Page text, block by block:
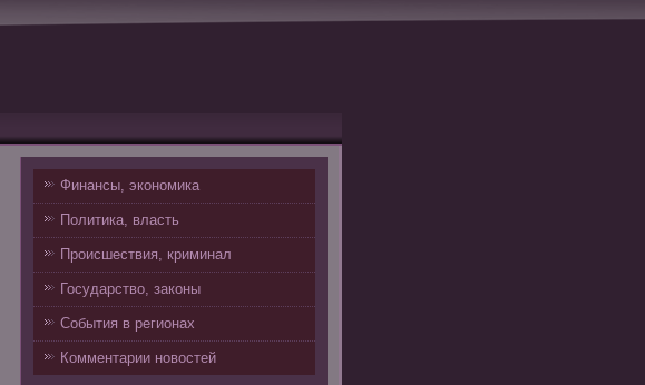
Финансы, экономика
Политика, власть
Происшествия, криминал
Государство, законы
События в регионах
Комментарии новостей